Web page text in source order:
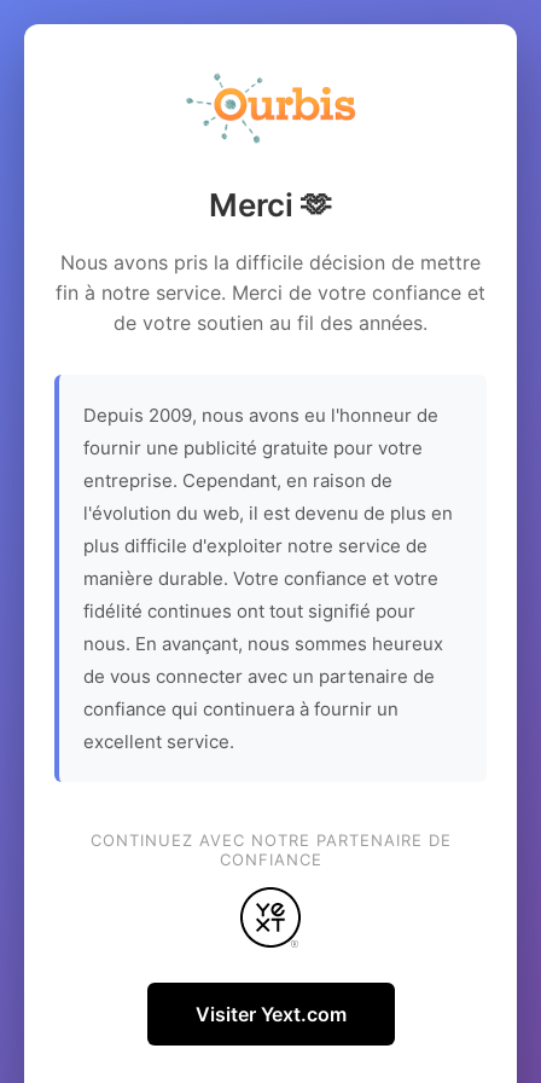
Merci 🫶
Nous avons pris la difficile décision de mettre
fin à notre service. Merci de votre confiance et
de votre soutien au fil des années.
Depuis 2009, nous avons eu l'honneur de
fournir une publicité gratuite pour votre
entreprise. Cependant, en raison de
l'évolution du web, il est devenu de plus en
plus difficile d'exploiter notre service de
manière durable. Votre confiance et votre
fidélité continues ont tout signifié pour
nous. En avançant, nous sommes heureux
de vous connecter avec un partenaire de
confiance qui continuera à fournir un
excellent service.
CONTINUEZ AVEC NOTRE PARTENAIRE DE
CONFIANCE
Visiter Yext.com